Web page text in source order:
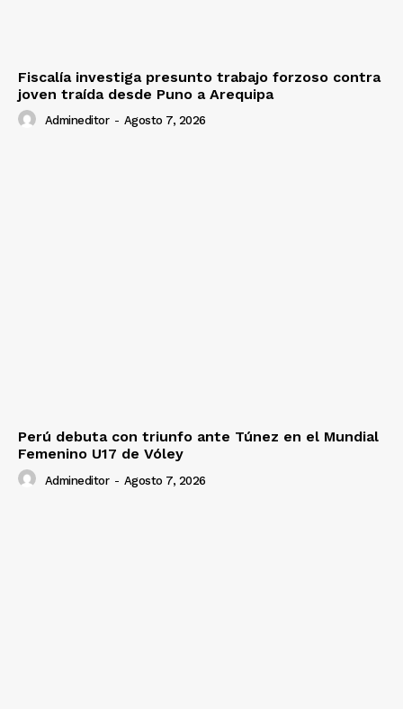
Fiscalía investiga presunto trabajo forzoso contra
joven traída desde Puno a Arequipa
Admineditor - Agosto 7, 2026
Perú debuta con triunfo ante Túnez en el Mundial
Femenino U17 de Vóley
Admineditor - Agosto 7, 2026